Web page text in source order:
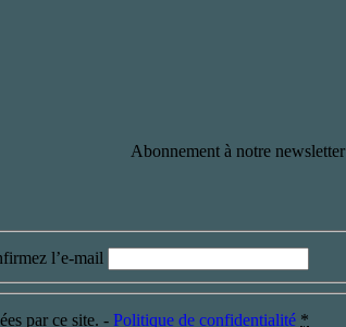
Abonnement à notre newsletter
l’e-mail
par ce site. - Politique de confidentialité *